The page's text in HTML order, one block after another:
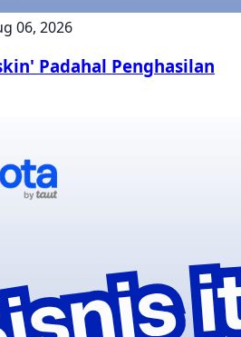
06, 2026
Padahal Penghasilan